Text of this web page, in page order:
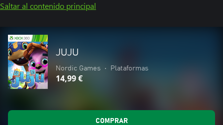
Saltar al contenido principal
JUJU
Nordic Games • Plataformas
14,99 €
COMPRAR